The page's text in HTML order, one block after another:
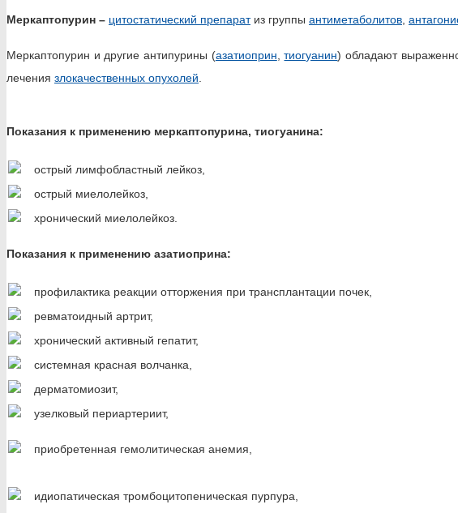
Меркаптопурин – цитостатический препаратиз группы антиметаболитов
Меркаптопурин и другие антипурины (азатиоприн,тиогуанин) обладают
лечения злокачественных опухолей.
Показания к применению меркаптопурина, тиогуанина:
острый лимфобластный лейкоз,
острый миелолейкоз,
хронический миелолейкоз.
Показания к применению азатиоприна:
профилактика реакции отторжения при трансплантации почек,
ревматоидный артрит,
хронический активный гепатит,
системная красная волчанка,
дерматомиозит,
узелковый периартериит,
приобретенная гемолитическая анемия,
идиопатическая тромбоцитопеническая пурпура,